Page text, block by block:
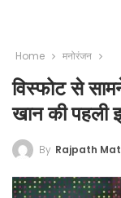
Home मनोरंजन
विस्फोट से
खान की पहली
By Rajpath